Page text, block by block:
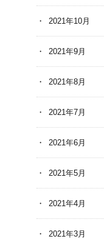
2021年10月
2021年9月
2021年8月
2021年7月
2021年6月
2021年5月
2021年4月
2021年3月